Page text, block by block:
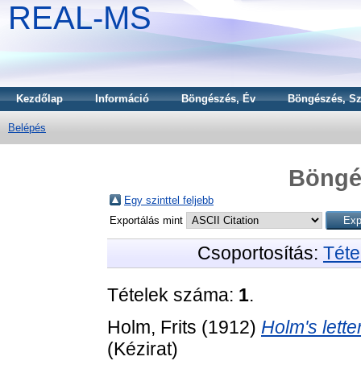
REAL-MS
Kezdőlap Információ Böngészés, Év Böngészés,
Belépés
Egy szinttel feljebb
Exportálás mint
Csoportosítás:
Tételek száma: 1.
Holm, Frits (1912) Holm's
(Kézirat)